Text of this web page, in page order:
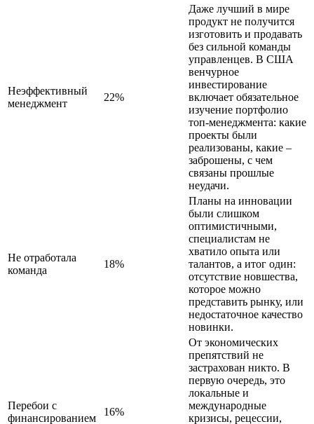
Неэффективный
менеджмент
22%
Даже лучший в мире
продукт не получится
изготовить и продавать
без сильной команды
управленцев. В США
венчурное
инвестирование
включает обязательное
изучение портфолио
топ-менеджмента: какие
проекты были
реализованы, какие –
заброшены, с чем
связаны прошлые
неудачи.
Не отработала
команда
18%
Планы на инновации
были слишком
оптимистичными,
специалистам не
хватило опыта или
талантов, а итог один:
отсутствие новшества,
которое можно
представить рынку, или
недостаточное качество
новинки.
Перебои с
финансированием
16%
От экономических
препятствий не
застрахован никто. В
первую очередь, это
локальные и
международные
кризисы, рецессии,